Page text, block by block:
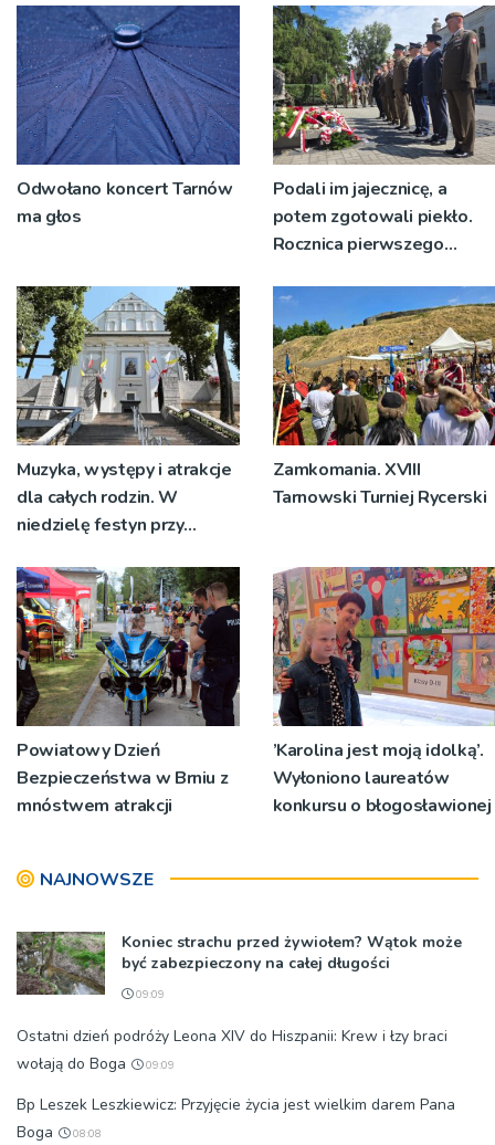
Odwołano koncert Tarnów
ma głos
Podali im jajecznicę, a
potem zgotowali piekło.
Rocznica pierwszego
KL Auschwitz
Muzyka, występy i atrakcje
dla całych rodzin. W
niedzielę festyn przy
Zamkomania. XVIII
Tarnowski Turniej Rycerski
Powiatowy Dzień
Bezpieczeństwa w Brniu z
mnóstwem atrakcji
’Karolina jest moją idolką’.
Wyłoniono laureatów
konkursu o błogosławionej
NAJNOWSZE
Koniec strachu przed żywiołem? Wątok może
być zabezpieczony na całej długości
09:09
Ostatni dzień podróży Leona XIV do Hiszpanii: Krew i łzy braci
wołają do Boga
09:09
Bp Leszek Leszkiewicz: Przyjęcie życia jest wielkim darem Pana
Boga
08:08